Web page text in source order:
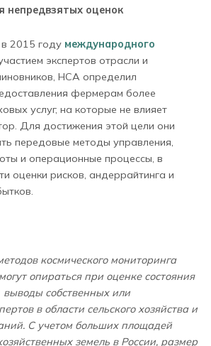
непредвзятых оценок
2015 году международного
экспертов отрасли и
НСА определил
фермерам более
услуг, на которые не влияет
Для достижения этой цели они
передовые методы управления,
и операционные процессы, в
оценки рисков, андеррайтинга и
космического мониторинга
опираться при оценке состояния
выводы собственных или
в области сельского хозяйства и
С учетом больших площадей
земель в России, размер